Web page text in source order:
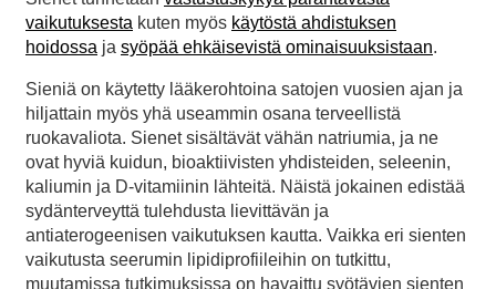
vaikutuksesta kuten myös käytöstä ahdistuksen
hoidossa ja syöpää ehkäisevistä ominaisuuksistaan.
Sieniä on käytetty lääkerohtoina satojen vuosien ajan ja
hiljattain myös yhä useammin osana terveellistä
ruokavaliota. Sienet sisältävät vähän natriumia, ja ne
ovat hyviä kuidun, bioaktiivisten yhdisteiden, seleenin,
kaliumin ja D-vitamiinin lähteitä. Näistä jokainen edistää
sydänterveyttä tulehdusta lievittävän ja
antiaterogeenisen vaikutuksen kautta. Vaikka eri sienten
vaikutusta seerumin lipidiprofiileihin on tutkittu,
muutamissa tutkimuksissa on havaittu syötävien sienten